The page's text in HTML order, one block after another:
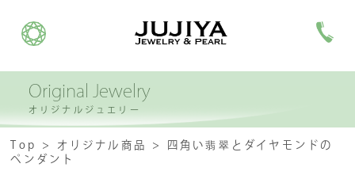
Original Jewelry
オリジナルジュエリー
Top オリジナル商品
四角い翡翠とダイヤモンドの
ペンダント